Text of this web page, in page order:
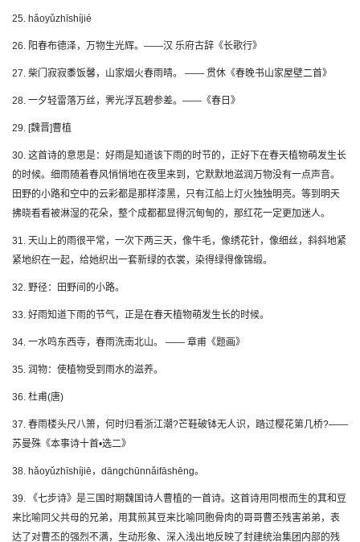
25. hǎoyǔzhīshíjié
26. 阳春布德泽，万物生光辉。——汉 乐府古辞《长歌行》
27. 柴门寂寂黍饭馨，山家烟火春雨晴。 —— 贯休《春晚书山家屋壁二首》
28. 一夕轻雷落万丝，霁光浮瓦碧参差。——《春日》
29. [魏晋]曹植
30. 这首诗的意思是：好雨是知道该下雨的时节的，正好下在春天植物萌发生长
的时候。细雨随着春风悄悄地在夜里来到，它默默地滋润万物没有一点声音。
田野的小路和空中的云彩都是那样漆黑，只有江船上灯火独独明亮。等到明天
拂晓看看被淋湿的花朵，整个成都都显得沉甸甸的，那红花一定更加迷人。
31. 天山上的雨很平常，一次下两三天，像牛毛，像绣花针，像细丝，斜斜地紧
紧地织在一起，给她织出一套新绿的衣裳，染得绿得像锦缎。
32. 野径：田野间的小路。
33. 好雨知道下雨的节气，正是在春天植物萌发生长的时候。
34. 一水鸣东西寺，春雨洗南北山。 —— 章甫《题画》
35. 润物：使植物受到雨水的滋养。
36. 杜甫(唐)
37. 春雨楼头尺八箫，何时归看浙江潮?芒鞋破钵无人识，踏过樱花第几桥?——
苏曼殊《本事诗十首•选二》
38. hǎoyǔzhīshíjiē，dāngchūnnǎifāshēng。
39. 《七步诗》是三国时期魏国诗人曹植的一首诗。这首诗用同根而生的萁和豆
来比喻同父共母的兄弟，用萁煎其豆来比喻同胞骨肉的哥哥曹丕残害弟弟，表
达了对曹丕的强烈不满，生动形象、深入浅出地反映了封建统治集团内部的残